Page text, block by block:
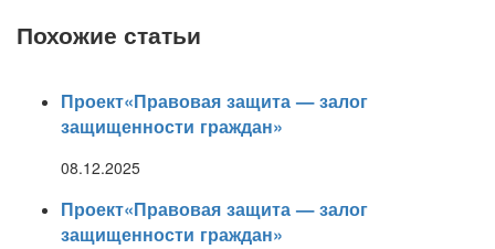
Похожие статьи
Проект«Правовая защита — залог
защищенности граждан»
08.12.2025
Проект«Правовая защита — залог
защищенности граждан»